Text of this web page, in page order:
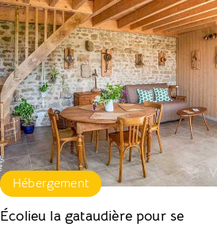
Hébergement
Écolieu la gataudière pour se